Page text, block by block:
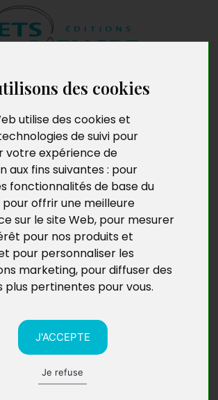
des cookies
utilise des cookies et
de suivi pour
votre expérience de
aux fins suivantes : pour
fonctionnalités de base du
pour offrir une meilleure
sur le site Web, pour mesurer
pour nos produits et
pour personnaliser les
marketing, pour diffuser des
plus pertinentes pour vous.
J'ACCEPTE
Je refuse
manuscrit
et
avec son